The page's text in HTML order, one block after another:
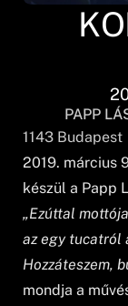
PAPP
1143 Budapest
2019. március
készül a Papp
„Ezúttal
az egy tucatról
Hozzáteszem,
mondja a